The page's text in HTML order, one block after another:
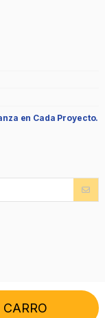
en Cada Proyecto.